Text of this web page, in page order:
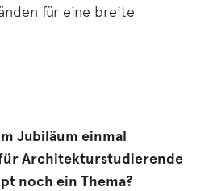
für eine breite
Jubiläum einmal
Architekturstudierende
noch ein Thema?